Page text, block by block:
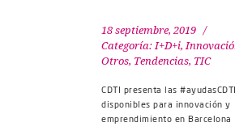
18 septiembre, 2019
Categoría: I+D+i,
Otros, Tendencias, TIC
CDTI presenta las #ayudasCDTI
disponibles para innovación y
emprendimiento en Barcelona